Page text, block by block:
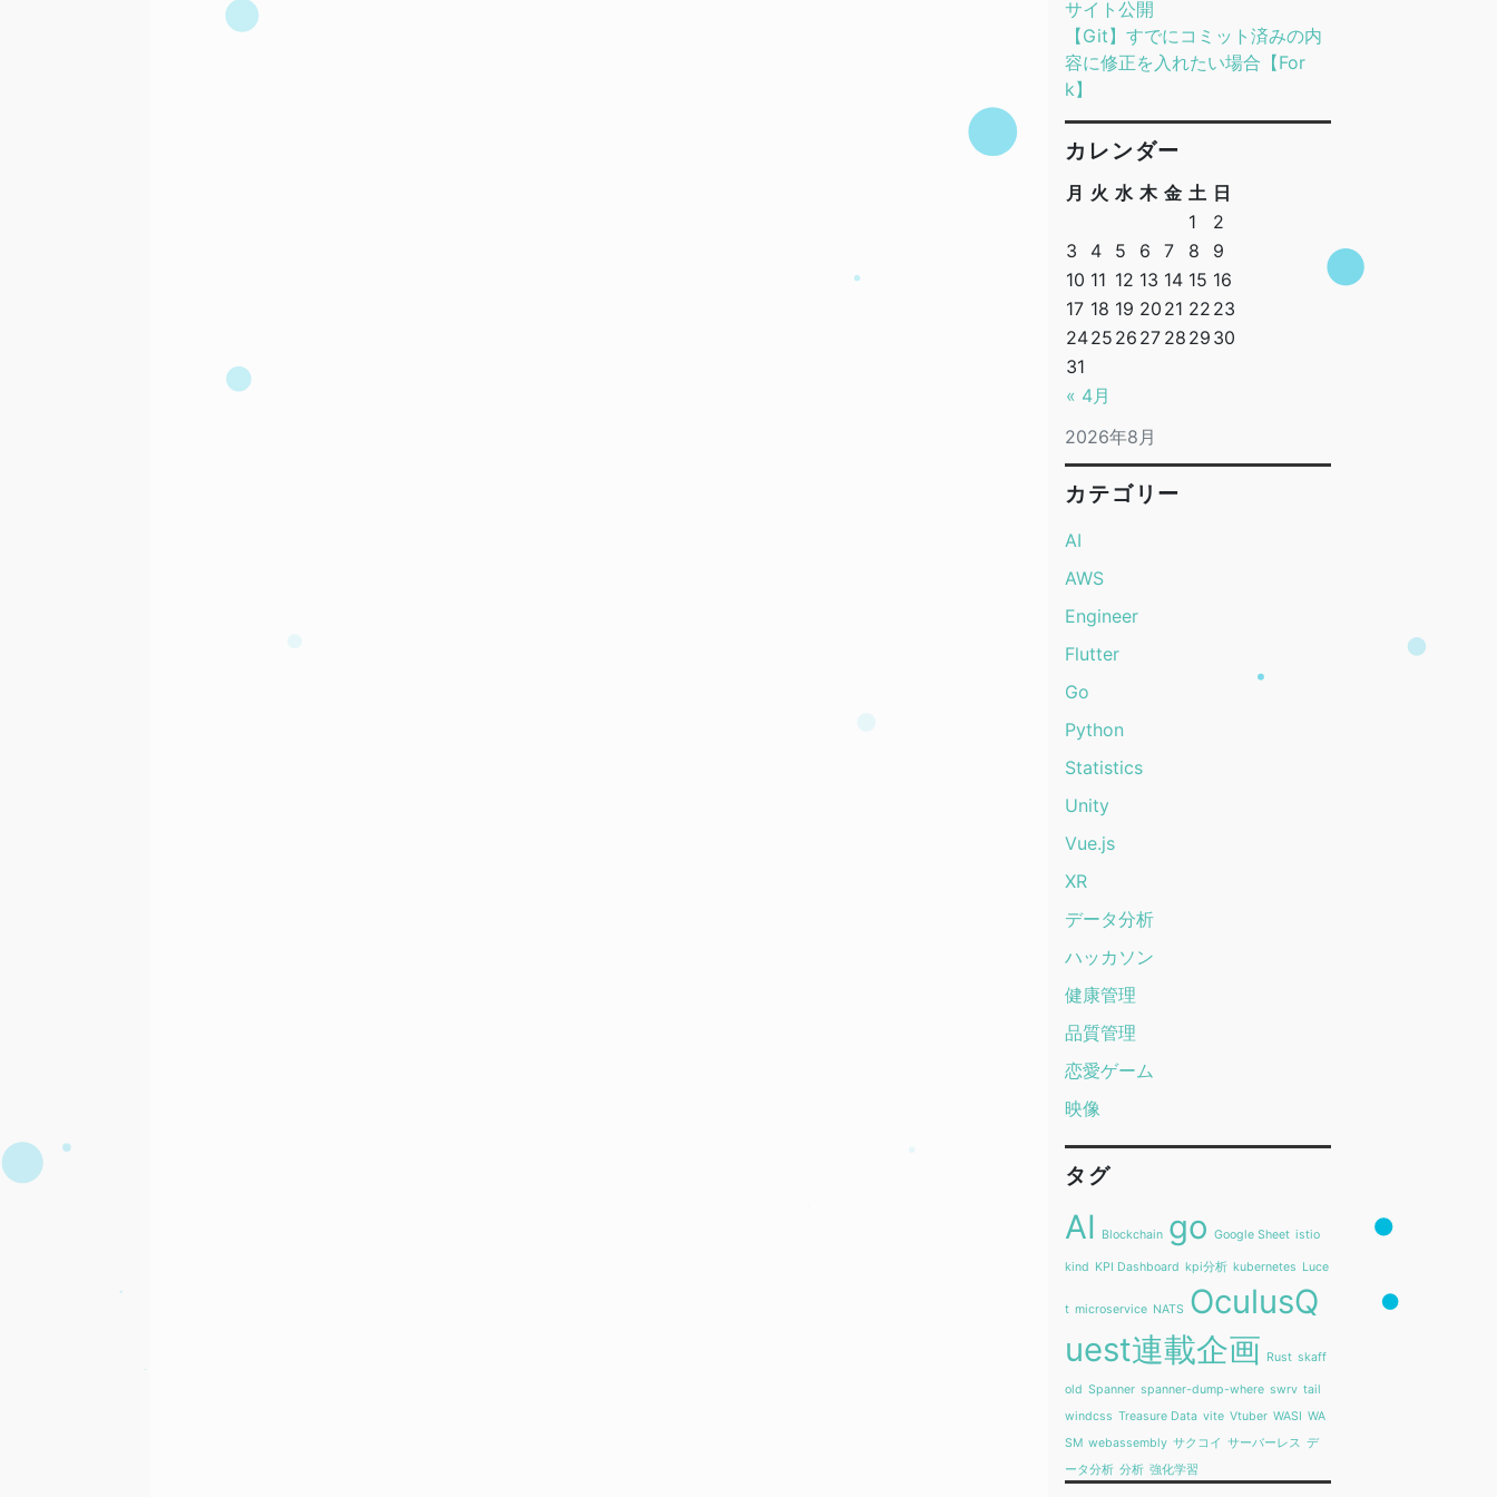
サイト公開
【Git】すでにコミット済みの内
容に修正を入れたい場合【For
k】
カレンダー
2026年8月
月 火 水 木 金 土 日
« 4月
1
2
3
4 5 6 7 8
9
10 11 12 13 14 15 16
17 18 19 20 21 22 23
2425 26 27 28 29 30
31
カテゴリー
AI
AWS
Engineer
Flutter
Go
Python
Statistics
Unity
Vue.js
XR
データ分析
ハッカソン
健康管理
品質管理
恋愛ゲーム
映像
タグ
AI Blockchain go Google Sheet istio
kind KPI Dashboard kpi分析 kubernetes Luce
t microservice NATS OculusQ
uest連載企画 Rust skaff
old Spanner spanner-dump-where swrv tail
windcss Treasure Data vite Vtuber WASI WA
SM webassembly サクコイ サーバーレス デ
ータ分析 分析 強化学習